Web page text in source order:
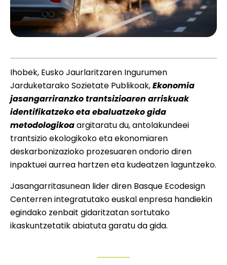
Ihobek, Eusko Jaurlaritzaren Ingurumen
Jarduketarako Sozietate Publikoak,Ekonomia
jasangarriranzko trantsizioaren arriskuak
identifikatzeko eta ebaluatzeko gida
metodologikoaargitaratu du, antolakundeei
trantsizio ekologikoko eta ekonomiaren
deskarbonizazioko prozesuaren ondorio diren
inpaktuei aurrea hartzen eta kudeatzen laguntzeko.
Jasangarritasunean lider diren Basque Ecodesign
Centerren integratutako euskal enpresa handiekin
egindako zenbait gidaritzatan sortutako
ikaskuntzetatik abiatuta garatu da gida.